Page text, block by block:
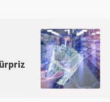
Meslek hayatına
olarak devam ediyor.